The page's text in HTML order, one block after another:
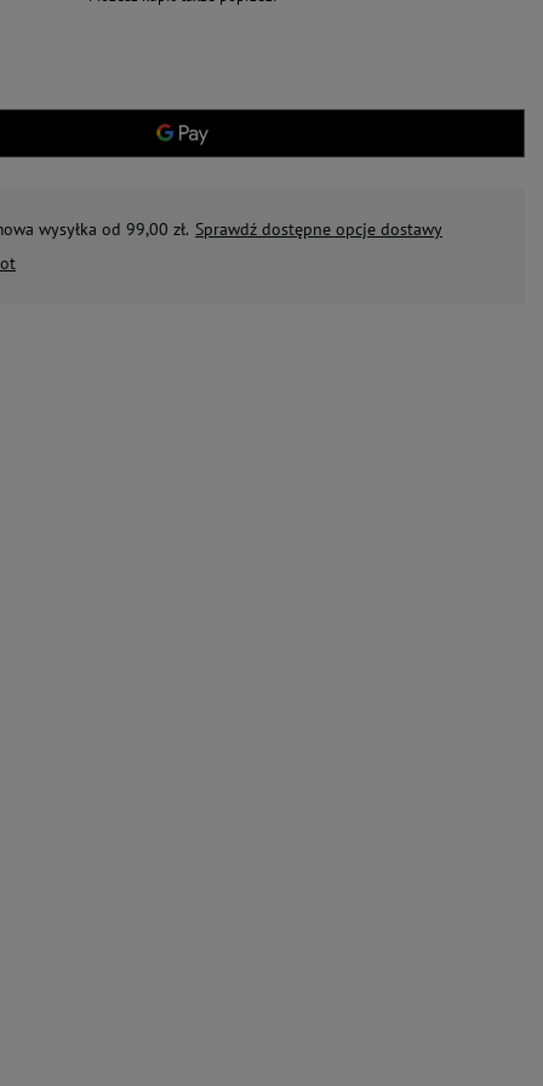
wysyłka od 99,00 zł. Sprawdź dostępne opcje dostawy